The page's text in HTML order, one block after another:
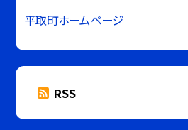
平取町ホームページ
RSS